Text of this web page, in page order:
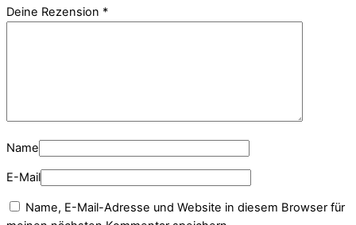
Deine Rezension *
Name
E-Mail
Name, E-Mail-Adresse und Website in diesem Browser für